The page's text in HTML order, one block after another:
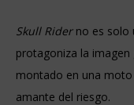
Skull Riderno es solo
protagoniza la
montado en una
amante del riesgo.